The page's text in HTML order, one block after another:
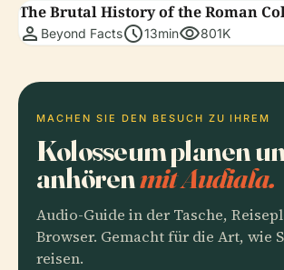
The Brutal History of the Roman
person Beyond Factsschedule13minvisibility801K
MACHEN SIE DEN BESUCH ZU IHREM
Kolosseum planen
anhörenmit Audiala.
Audio-Guide in der Tasche,
Browser. Gemacht für die Art, wie
reisen.